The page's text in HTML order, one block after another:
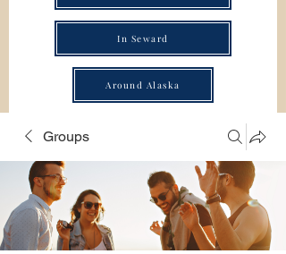
In Seward
Around Alaska
Groups